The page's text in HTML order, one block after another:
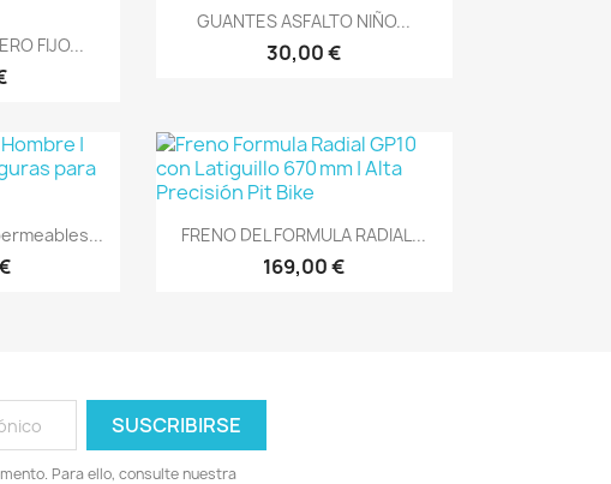
FIJO...
Vista rápida
GUANTES ASFALTO NIÑO...
30,00 €
Vista rápida
FRENO DEL FORMULA RADIAL...
169,00 €
Para ello, consulte nuestra